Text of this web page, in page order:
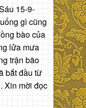
15-9-
gì cũng
bào của
lửa mưa
trận bão
bắt đầu từ
Xin mời đọc